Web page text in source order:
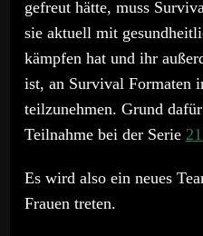
gefreut hätte, muss
sie aktuell mit
kämpfen hat und ihr
ist, an Survival Formaten
teilzunehmen. Grund
Teilnahme bei der Serie
Es wird also ein neues
Frauen treten.